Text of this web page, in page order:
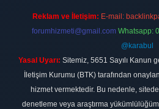
Reklam ve İletişim: E-mail:
forumhizmeti@gmail.com Whatsapp:
@karabul
Yasal Uyarı: Sitemiz, 5651 Sayılı Kanun
İletişim Kurumu (BTK) tarafından
hizmet vermektedir. Bu nedenle,
denetleme veya araştırma